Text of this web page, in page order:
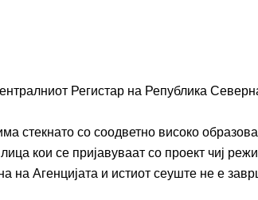
Регистар на Република
стекнато со соодветно високо
кои се пријавуваат со проект чиј
на Агенцијата и истиот сеуште не е